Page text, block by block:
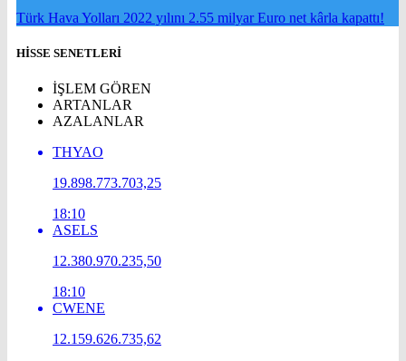
Türk Hava Yolları 2022 yılını 2.55 milyar Euro net kârla kapattı!
HİSSE SENETLERİ
İŞLEM GÖREN
ARTANLAR
AZALANLAR
THYAO
19.898.773.703,25
18:10
ASELS
12.380.970.235,50
18:10
CWENE
12.159.626.735,62